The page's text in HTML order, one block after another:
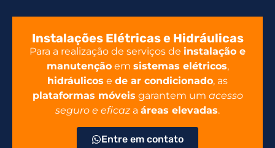
Instalações Elétricas e Hidráulicas
Para a realização de serviços de instalação e
manutençãoem sistemas elétricos,
hidráulicos e de ar condicionado, as
plataformas móveis garantem um acesso
seguro e eficaz a áreas elevadas.
Entre em contato